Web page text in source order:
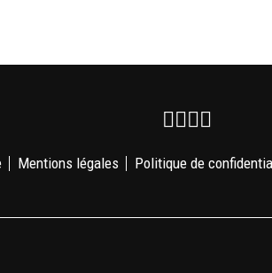
Facebook
Instagram
Youtube
Mentions légales Politique de